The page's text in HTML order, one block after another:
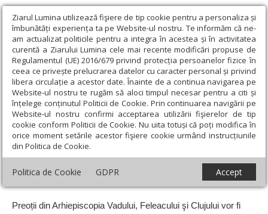
Ziarul Lumina utilizează fişiere de tip cookie pentru a personaliza și
îmbunătăți experiența ta pe Website-ul nostru. Te informăm că ne-
am actualizat politicile pentru a integra în acestea și în activitatea
curentă a Ziarului Lumina cele mai recente modificări propuse de
Regulamentul (UE) 2016/679 privind protecția persoanelor fizice în
ceea ce privește prelucrarea datelor cu caracter personal și privind
libera circulație a acestor date. Înainte de a continua navigarea pe
Website-ul nostru te rugăm să aloci timpul necesar pentru a citi și
înțelege conținutul Politicii de Cookie. Prin continuarea navigării pe
Website-ul nostru confirmi acceptarea utilizării fişierelor de tip
cookie conform Politicii de Cookie. Nu uita totuși că poți modifica în
orice moment setările acestor fişiere cookie urmând instrucțiunile
din Politica de Cookie.
Politica de Cookie GDPR Accept
Ziarul Lumina › Regionale › Transilvania › Cursuri de formare
cu preoţii clujeni şi bistriţeni
Cursuri de formare cu preoţii clujeni şi
bistriţeni
Un articol de:Andreea Pâgleşan
Preoții din Arhiepiscopia Vadului, Feleacului şi Clujului vor fi